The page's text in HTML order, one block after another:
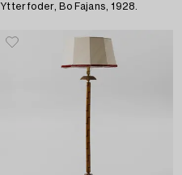
Ytterfoder, Bo Fajans, 1928.